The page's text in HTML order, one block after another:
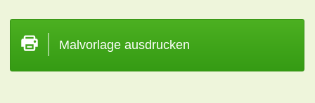
Malvorlage ausdrucken